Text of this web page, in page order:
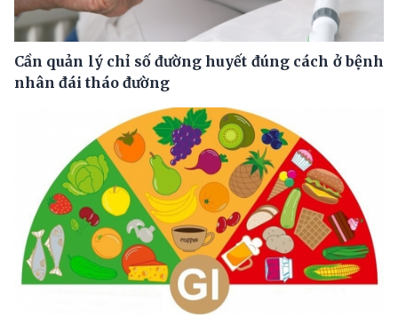
Cần quản lý chỉ số đường huyết đúng cách ở bệnh
nhân đái tháo đường